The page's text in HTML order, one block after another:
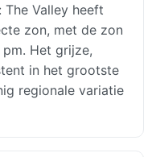
The Valley heeft
zon, met de zon
Het grijze,
in het grootste
regionale variatie